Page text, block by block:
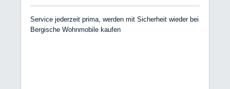
Service jederzeit prima, werden mit Sicherheit wieder bei
Bergische Wohnmobile kaufen